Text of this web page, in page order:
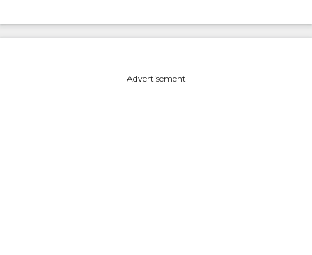
---Advertisement---